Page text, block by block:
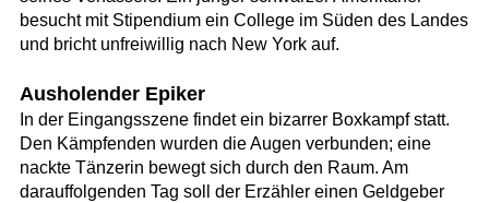
besucht mit Stipendium ein College im Süden des Landes
und bricht unfreiwillig nach New York auf.
Ausholender Epiker
In der Eingangsszene findet ein bizarrer Boxkampf statt.
Den Kämpfenden wurden die Augen verbunden; eine
nackte Tänzerin bewegt sich durch den Raum. Am
darauffolgenden Tag soll der Erzähler einen Geldgeber